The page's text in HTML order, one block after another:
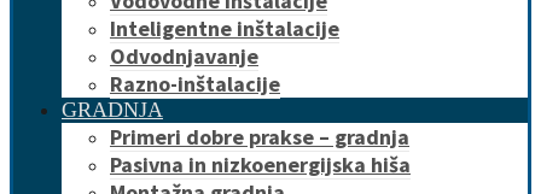
Inteligentne inštalacije
Odvodnjavanje
Razno-inštalacije
GRADNJA
Primeri dobre prakse – gradnja
Pasivna in nizkoenergijska hiša